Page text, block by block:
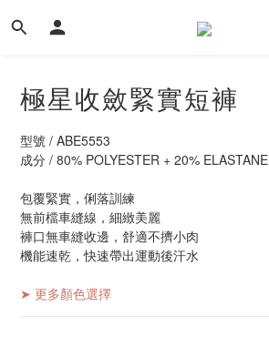
極星收斂緊實短褲
型號 / ABE5553
成分 / 80% POLYESTER + 20% ELASTANE
包覆緊實，俐落訓練
無前檔車縫線，細緻美麗
褲口無車縫收邊，舒適不擠小肉
機能速乾，快速帶出運動後汗水
➤ 更多顏色選擇